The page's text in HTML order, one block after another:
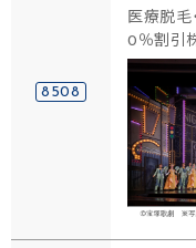
8508
医療脱毛
0％割引